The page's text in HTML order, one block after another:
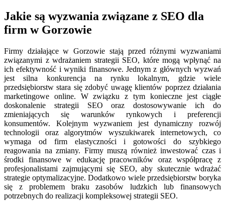
Jakie są wyzwania związane z SEO dla
firm w Gorzowie
Firmy działające w Gorzowie stają przed różnymi wyzwaniami
związanymi z wdrażaniem strategii SEO, które mogą wpłynąć na
ich efektywność i wyniki finansowe. Jednym z głównych wyzwań
jest silna konkurencja na rynku lokalnym, gdzie wiele
przedsiębiorstw stara się zdobyć uwagę klientów poprzez działania
marketingowe online. W związku z tym konieczne jest ciągłe
doskonalenie strategii SEO oraz dostosowywanie ich do
zmieniających się warunków rynkowych i preferencji
konsumentów. Kolejnym wyzwaniem jest dynamiczny rozwój
technologii oraz algorytmów wyszukiwarek internetowych, co
wymaga od firm elastyczności i gotowości do szybkiego
reagowania na zmiany. Firmy muszą również inwestować czas i
środki finansowe w edukację pracowników oraz współpracę z
profesjonalistami zajmującymi się SEO, aby skutecznie wdrażać
strategie optymalizacyjne. Dodatkowo wiele przedsiębiorstw boryka
się z problemem braku zasobów ludzkich lub finansowych
potrzebnych do realizacji kompleksowej strategii SEO.